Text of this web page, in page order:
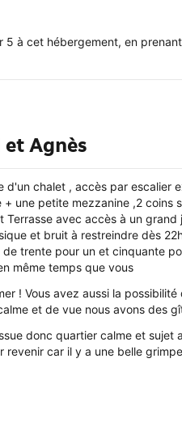
à cet hébergement, en
Agnès
d'un chalet , accès par escalier
une petite mezzanine ,2 coins
Terrasse avec accès à un
et bruit à restreindre dès
trente pour un et cinquante
même temps que vous
! Vous avez aussi la
et de vue nous avons des
donc quartier calme et
revenir car il y a une belle